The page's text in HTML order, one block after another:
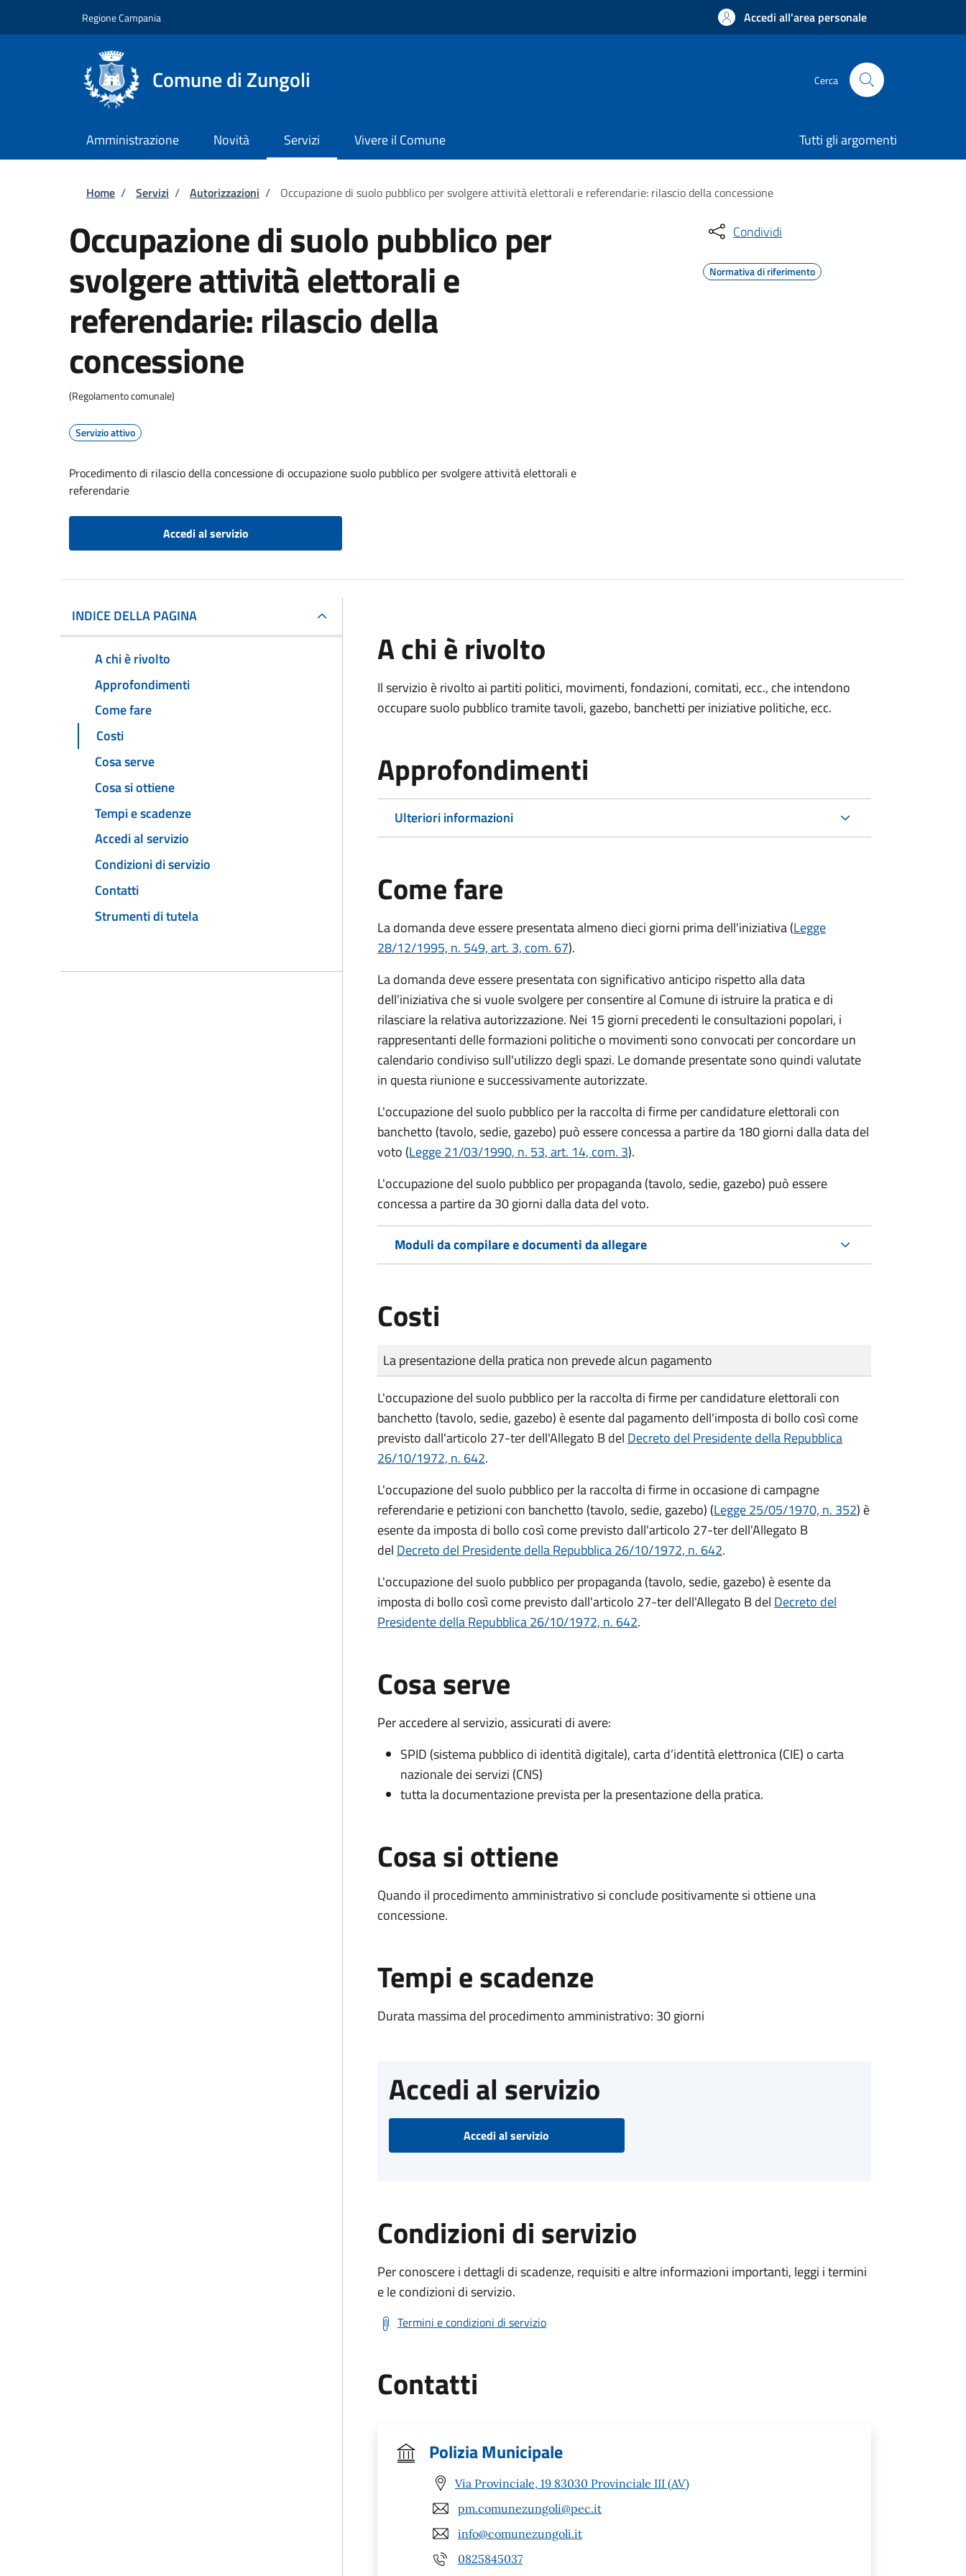
Regione Campania Accedi all'area personale
Comune di Zungoli Cerca
Amministrazione Novità Servizi Vivere il Comune Tutti gli argomenti
Briciole di pane
Home / Servizi / Autorizzazioni / Occupazione di suolo pubblico per svolgere attività elettorali e referendarie: rilascio della concessione
Occupazione di suolo pubblico per
svolgere attività elettorali e
referendarie: rilascio della
concessione
(Regolamento comunale)
Servizio attivo
Procedimento di rilascio della concessione di occupazione suolo pubblico per svolgere attività elettorali e
referendarie
Accedi al servizio
Condividi
Normativa di riferimento
INDICE DELLA PAGINA
A chi è rivolto
Approfondimenti
Come fare
Costi
Cosa serve
Cosa si ottiene
Tempi e scadenze
Accedi al servizio
Condizioni di servizio
Contatti
Strumenti di tutela
A chi è rivolto
Il servizio è rivolto ai partiti politici, movimenti, fondazioni, comitati, ecc., che intendono
occupare suolo pubblico tramite tavoli, gazebo, banchetti per iniziative politiche, ecc.
Approfondimenti
Ulteriori informazioni
Come fare
La domanda deve essere presentataalmeno dieci giorni primadell'iniziativa (Legge
28/12/1995, n. 549, art. 3, com. 67).
La domanda deve essere presentata con significativo anticipo rispetto alla data
dell’iniziativa che si vuole svolgere per consentire al Comune di istruire la pratica e di
rilasciare la relativa autorizzazione. Nei 15 giorni precedenti le consultazioni popolari, i
rappresentanti delle formazioni politiche o movimenti sono convocati per concordare un
calendario condiviso sull'utilizzo degli spazi. Le domande presentate sono quindi valutate
in questa riunione e successivamente autorizzate.
L'occupazione del suolo pubblico per la raccolta di firme per candidature elettorali con
banchetto (tavolo, sedie, gazebo) può essere concessa a partire da 180 giorni dalla data del
voto (Legge 21/03/1990, n. 53, art. 14, com. 3).
L'occupazione del suolo pubblico per propaganda (tavolo, sedie, gazebo) può essere
concessa a partire da 30 giorni dalla data del voto.
Moduli da compilare e documenti da allegare
Costi
Tipo di pagamento
Importo
La presentazione della pratica non prevede alcun pagamento
L'occupazione del suolo pubblico per la raccolta di firme per candidature elettorali con
banchetto (tavolo, sedie, gazebo) è esente dal pagamento dell'imposta di bollo così come
previsto dall'articolo 27-ter dell'Allegato B del Decreto del Presidente della Repubblica
26/10/1972, n. 642.
L'occupazione del suolo pubblico per la raccolta di firme in occasione di campagne
referendarie e petizioni con banchetto (tavolo, sedie, gazebo) (Legge 25/05/1970, n. 352) è
esente da imposta di bollo così come previsto dall'articolo 27-ter dell'Allegato B
del Decreto del Presidente della Repubblica 26/10/1972, n. 642.
L'occupazione del suolo pubblico per propaganda (tavolo, sedie, gazebo) è esente da
imposta di bollo così come previsto dall'articolo 27-ter dell'Allegato B del Decreto del
Presidente della Repubblica 26/10/1972, n. 642.
Cosa serve
Per accedere al servizio, assicurati di avere:
SPID (sistema pubblico di identità digitale), carta d’identità elettronica (CIE) o carta
nazionale dei servizi (CNS)
tutta la documentazione prevista per la presentazione della pratica.
Cosa si ottiene
Quando il procedimento amministrativo si conclude positivamente si ottiene una
concessione.
Tempi e scadenze
Durata massima del procedimento amministrativo: 30 giorni
Accedi al servizio
Accedi al servizio
Condizioni di servizio
Per conoscere i dettagli di scadenze, requisiti e altre informazioni importanti, leggi i termini
e le condizioni di servizio.
Termini e condizioni di servizio
Contatti
Polizia Municipale
Via Provinciale, 19 83030 Provinciale III (AV)
pm.comunezungoli@pec.it
info@comunezungoli.it
0825845037